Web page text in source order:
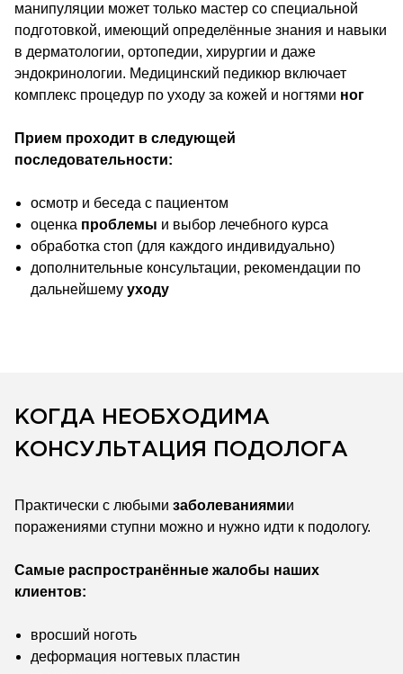
манипуляции может только мастер со специальной
подготовкой, имеющий определённые знания и навыки
в дерматологии, ортопедии, хирургии и даже
эндокринологии. Медицинский педикюр включает
комплекс процедур по уходу за кожей и ногтями ног
Прием проходит в следующей
последовательности:
осмотр и беседа с пациентом
оценка проблемы и выбор лечебного курса
обработка стоп (для каждого индивидуально)
дополнительные консультации, рекомендации по
дальнейшему уходу
КОГДА НЕОБХОДИМА
КОНСУЛЬТАЦИЯ ПОДОЛОГА
Практически с любыми заболеваниямии
поражениями ступни можно и нужно идти к подологу.
Самые распространённые жалобы наших
клиентов:
вросший ноготь
деформация ногтевых пластин